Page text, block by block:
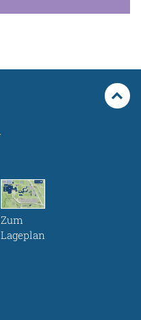
Zum
Lageplan